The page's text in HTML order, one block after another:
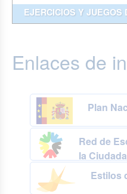
EJERCICIOS Y JUEGOS
Enlaces de
Plan
Red de
la
Estilos